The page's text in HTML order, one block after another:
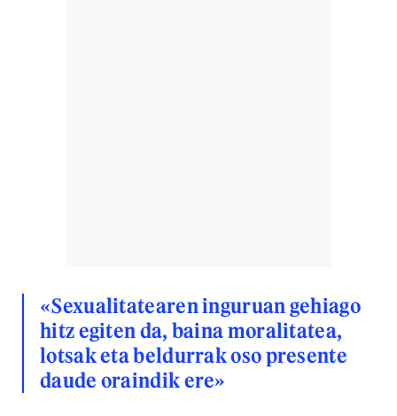
«Sexualitatearen inguruan gehiago
hitz egiten da, baina moralitatea,
lotsak eta beldurrak oso presente
daude oraindik ere»